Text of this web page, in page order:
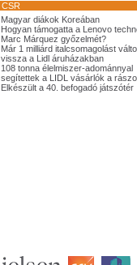
CSR
Magyar diákok Koreában
Hogyan támogatta a Lenovo
Marc Márquez győzelmét?
Már 1 milliárd italcsomagolást
vissza a Lidl áruházakban
108 tonna élelmiszer-adománnyal
segítettek a LIDL vásárlók a
Elkészült a 40. befogadó játszótér